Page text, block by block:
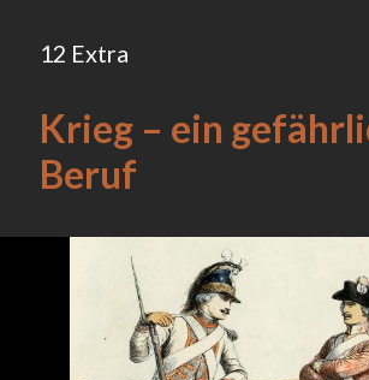
12 Extra
Krieg – ein
Beruf